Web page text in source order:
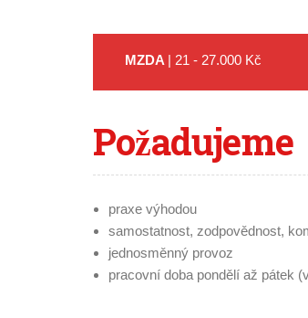
MZDA | 21 - 27.000 Kč
Požadujeme
praxe výhodou
samostatnost, zodpovědnost,
jednosměnný provoz
pracovní doba pondělí až pátek